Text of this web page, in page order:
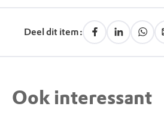
Deel dit item:
Ook interessant